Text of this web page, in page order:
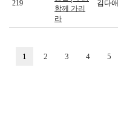
219
함께 가리
라
김다애
1 2 3 4 5